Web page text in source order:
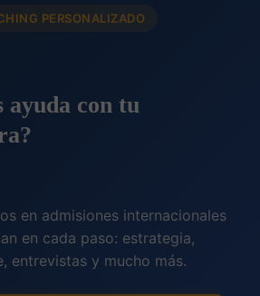
PERSONALIZADO
ayuda con tu
en admisiones internacionales
en cada paso: estrategia,
entrevistas y mucho más.